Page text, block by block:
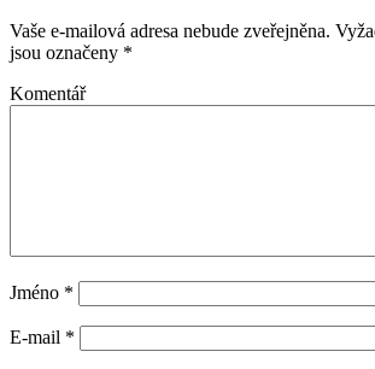
Vaše e-mailová adresa nebude zveřejněna.
jsou označeny *
Komentář
Jméno *
E-mail *